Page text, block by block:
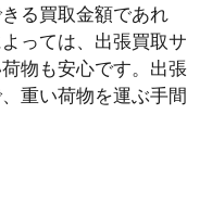
る買取金額であれ
っては、出張買取サ
物も安心です。出張
重い荷物を運ぶ手間